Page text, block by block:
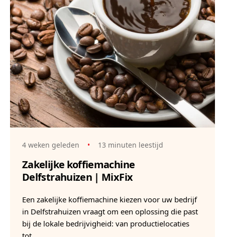
4 weken geleden • 13 minuten leestijd
Zakelijke koffiemachine
Delfstrahuizen | MixFix
Een zakelijke koffiemachine kiezen voor uw bedrijf
in Delfstrahuizen vraagt om een oplossing die past
bij de lokale bedrijvigheid: van productielocaties